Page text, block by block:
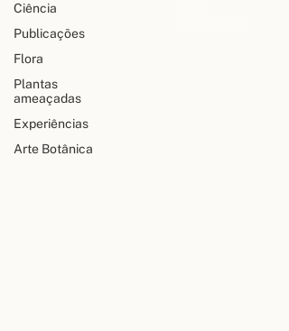
Ciência
Publicações
Flora
Plantas
ameaçadas
Experiências
Arte Botânica